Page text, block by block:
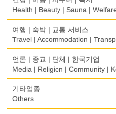
식품도매
Food Distributors
의사-내과
Internal Medicine
의사-물리치료/카이로 프랙터
Physiotherapy/Chiropractic Clinic
의사-비뇨기과
의사-산부인과
Obstetrician
백화점/선물센터
보석/귀금속/시계
Jeweler/Jeweller
비디오-사진/촬영/편집/공급
Video Service
사진촬영
학교/학원
School/Academy
개인지도-체육
개인지도-음악
Private Lesson-Music
개인지도-옷수선
Private Lesson-Alteration
Real Estate
은행/금융기관
Bank/Financing Service
상패/트로피
Medal/Trophy
Dry cleaning Equipment
악기사
열쇠
Home Inspection
간판
Signs
가구판매/수리
Furniture Sales/Repair
Machinery Rebuilding
난방/냉동
Taxi Service
Automobile/Car
자동차-렌트
Car Rental
자동차-바디샵
Autobody Shop
Golf/Country Club
가라오케/노래방/카페
Karaoke/Cafe
Dahn Centre
당구장
Billiard Club
볼링장
Traffic Ticket
공인회계사(CPA)
CPA
번역/통역/이력서
Translation/Interpretation/
Law Office
회계업무
Health | Beauty | Sauna | Welfare
건강상담/식품/정보
Health Counseling/Food/
의료기
Medical Equipment
Massage
여행 | 숙박 | 교통 서비스
Travel | Accommodation |
호텔/모텔/숙박
Hotel/Motel
여행/관광
Travel/Tour
언론 | 종교 | 단체 | 한국기업
Media | Religion | Community |
기도원/수양관
Retreat Centre
기타업종
Others